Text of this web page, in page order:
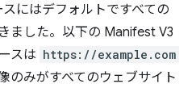
にはデフォルトですべての
ました。以下の Manifest V3
スは https://example.com
のみがすべてのウェブサイト